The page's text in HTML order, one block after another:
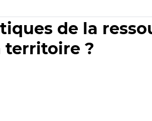
de la
territoire ?